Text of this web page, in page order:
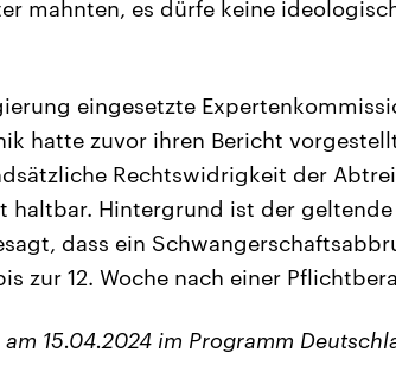
mahnten, es dürfe keine
eingesetzte
hatte zuvor ihren Bericht
Rechtswidrigkeit der
haltbar. Hintergrund ist der geltende
dass ein
zur 12. Woche nach einer
15.04.2024 im Programm